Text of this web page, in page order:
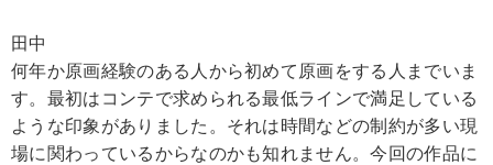
田中
何年か原画経験のある人から初めて原画をする人までいま
す。最初はコンテで求められる最低ラインで満足している
ような印象がありました。それは時間などの制約が多い現
場に関わっているからなのかも知れません。今回の作品に